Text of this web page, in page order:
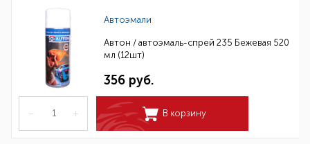
Автоэмали
Автон / автоэмаль-спрей 235 Бежевая 520
мл (12шт)
356 руб.
– + В корзину